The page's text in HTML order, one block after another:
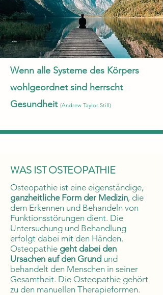
Wenn alle Systeme des Körpers
wohlgeordnet sind herrscht
Gesundheit (Andrew Taylor Still)
WAS IST OSTEOPATHIE
Osteopathie ist eine eigenständige,
ganzheitliche Form der Medizin, die
dem Erkennen und Behandeln von
Funktionsstörungen dient. Die
Untersuchung und Behandlung
erfolgt dabei mit den Händen.
Osteopathie geht dabei den
Ursachen auf den Grund und
behandelt den Menschen in seiner
Gesamtheit. Die Osteopathie gehört
zu den manuellen Therapieformen.